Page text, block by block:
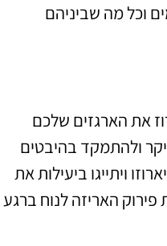
וכל מה שביניהם
את הארגזים שלכם
ולהתמקד בהיבטים
ויתייגו ביעילות את
האריזה לנוח ברגע